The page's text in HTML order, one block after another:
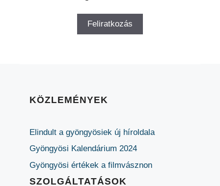
KÖZLEMÉNYEK
Elindult a gyöngyösiek új híroldala
Gyöngyösi Kalendárium 2024
Gyöngyösi értékek a filmvásznon
SZOLGÁLTATÁSOK